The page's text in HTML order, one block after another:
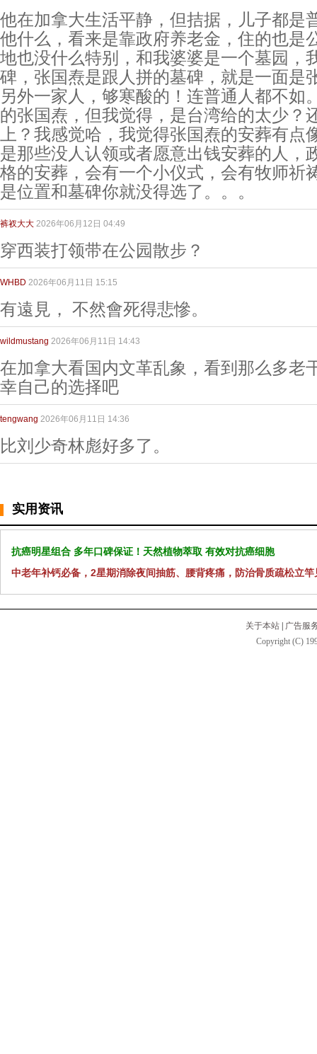
他在加拿大生活平静，但拮据，儿子都是
他什么，看来是靠政府养老金，住的也是
地也没什么特别，和我婆婆是一个墓园，
碑，张国焘是跟人拼的墓碑，就是一面是
另外一家人，够寒酸的！连普通人都不如
的张国焘，但我觉得，是台湾给的太少？
上？我感觉哈，我觉得张国焘的安葬有点
是那些没人认领或者愿意出钱安葬的人，
格的安葬，会有一个小仪式，会有牧师祈
是位置和墓碑你就没得选了。。。
裤衩大大 2026年06月12日 04:49
穿西装打领带在公园散步？
WHBD 2026年06月11日 15:15
有遠見， 不然會死得悲慘。
wildmustang 2026年06月11日 14:43
在加拿大看国内文革乱象，看到那么多老
幸自己的选择吧
tengwang 2026年06月11日 14:36
比刘少奇林彪好多了。
实用资讯
抗癌明星组合 多年口碑保证！天然植物萃取 有效对抗癌细胞
中老年补钙必备，2星期消除夜间抽筋、腰背疼痛，防治骨质疏松立竿
关于本站 | 广告服
Copyright (C)